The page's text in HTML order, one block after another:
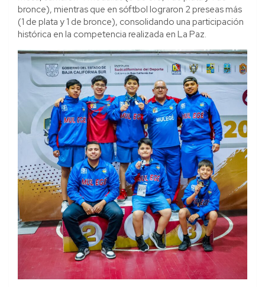
bronce), mientras que en sóftbol lograron 2 preseas más
(1 de plata y 1 de bronce), consolidando una participación
histórica en la competencia realizada en La Paz.